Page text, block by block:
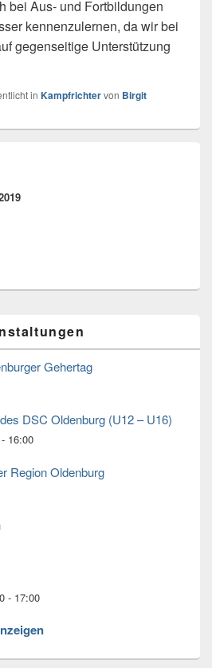
bei Aus- und Fortbildungen
kennenzulernen, da wir bei
gegenseitige Unterstützung
in Kampfrichtervon Birgit
Gehertag
DSC Oldenburg (U12 – U16)
- 16:00
Region Oldenburg
- 17:00